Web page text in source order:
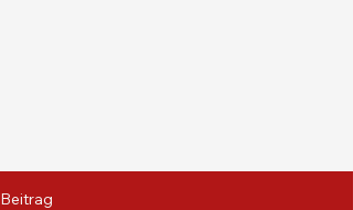
Beitrag